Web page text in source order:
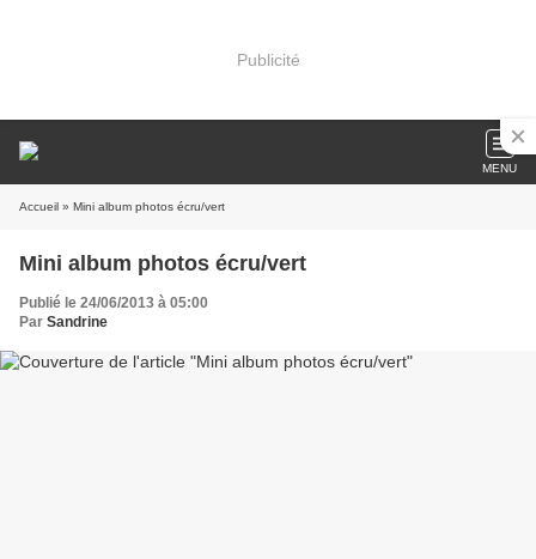
Publicité
MENU
Accueil » Mini album photos écru/vert
Mini album photos écru/vert
Publié le 24/06/2013 à 05:00
Par Sandrine